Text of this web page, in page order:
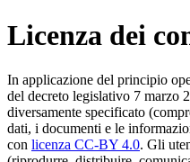
Licenza dei
In applicazione del principio
del decreto legislativo 7 marzo
diversamente specificato
dati, i documenti e le
con licenza CC-BY 4.0. Gli